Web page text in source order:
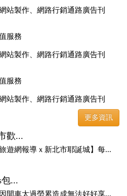
站製作、網路行銷通路廣告刊
社銷售，全面優惠中....
服務
站製作、網路行銷通路廣告刊
社銷售，全面優惠中....
服務
站製作、網路行銷通路廣告刊
社銷售，全面優惠中....
更多資訊
歡...
遊網報導ｘ新北市耶誕城】每...
包...
開車太過勞累造成無法好好享...